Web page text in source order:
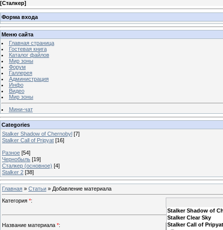
[Сталкер]
Форма входа
Меню сайта
Главная страница
Гостевая книга
Каталог файлов
Мир зоны
Форум
Галлерея
Администрация
Инфо
Видео
Мир зоны
Мини-чат
Categories
Stalker Shadow of Chernobyl [7]
Stalker Call of Pripyat [16]
Разное [54]
Чернобыль [19]
Сталкер (основное) [4]
Stalker 2 [38]
Главная » Статьи » Добавление материала
Категория *:
Stalker Shadow of
Stalker Clear Sky
Stalker Call of
Название материала *: